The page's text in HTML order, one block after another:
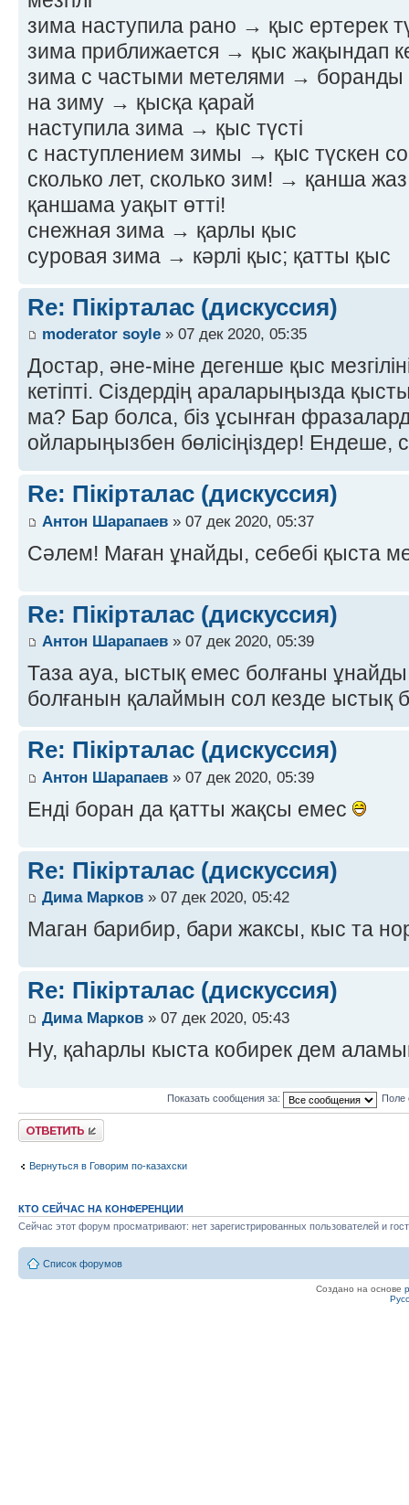
зима наступила рано → қыс ертерек
зима приближается → қыс жақындап
зима с частыми метелями → боранды
на зиму → қысқа қарай
наступила зима → қыс түсті
с наступлением зимы → қыс түскен
сколько лет, сколько зим! → қанша
қаншама уақыт өтті!
снежная зима → қарлы қыс
суровая зима → кәрлі қыс; қатты қыс
Re: Пікірталас (дискуссия)
moderator soyle » 07 дек 2020, 05:35
Достар, әне-міне дегенше қыс
кетіпті. Сіздердің араларыңызда
ма? Бар болса, біз ұсынған
ойларыңызбен бөлісіңіздер! Ендеше,
Re: Пікірталас (дискуссия)
Антон Шарапаев » 07 дек 2020, 05:37
Сәлем! Маған ұнайды, себебі қыста
Re: Пікірталас (дискуссия)
Антон Шарапаев » 07 дек 2020, 05:39
Таза ауа, ыстық емес болғаны
болғанын қалаймын сол кезде ыстық
Re: Пікірталас (дискуссия)
Антон Шарапаев » 07 дек 2020, 05:39
Енді боран да қатты жақсы емес
Re: Пікірталас (дискуссия)
Дима Марков » 07 дек 2020, 05:42
Маган барибир, бари жаксы, кыс та
Re: Пікірталас (дискуссия)
Дима Марков » 07 дек 2020, 05:43
Ну, қаһарлы кыста кобирек дем
Показать сообщения за: Поле
Ответить
Вернуться в Говорим по-казахски
КТО СЕЙЧАС НА КОНФЕРЕНЦИИ
Сейчас этот форум просматривают: нет зарегистрированных пользователей и
Список форумов
Создано на основе